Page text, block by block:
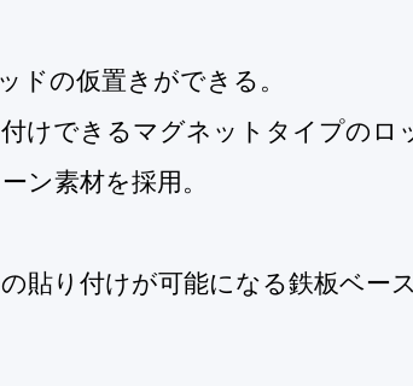
ドの仮置きができる。
けできるマグネットタイプのロ
ン素材を採用。
貼り付けが可能になる鉄板ベー